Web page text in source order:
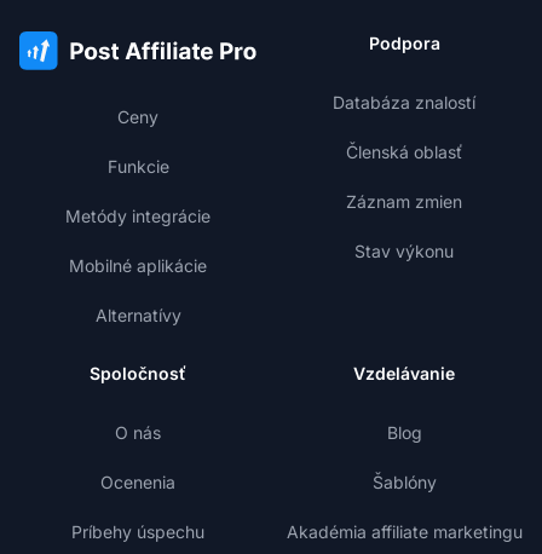
Ceny
Funkcie
Metódy integrácie
Mobilné aplikácie
Alternatívy
Podpora
Databáza znalostí
Členská oblasť
Záznam zmien
Stav výkonu
Spoločnosť
O nás
Ocenenia
Príbehy úspechu
Vzdelávanie
Blog
Šablóny
Akadémia affiliate marketingu